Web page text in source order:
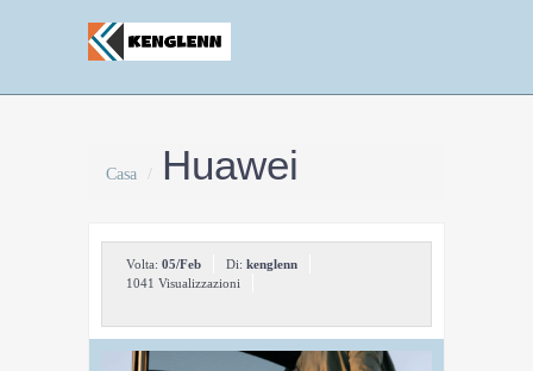
Casa / Huawei
Volta: 05/Feb Di: kenglenn
1041 Visualizzazioni